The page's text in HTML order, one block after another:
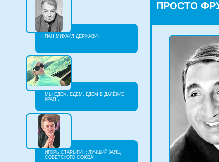
ПАН МИХАИЛ ДЕРЖАВИН
МЫ ЕДЕМ, ЕДЕМ, ЕДЕМ В ДАЛЁКИЕ
КРАЯ…
ИГОРЬ СТАРЫГИН: ЛУЧШИЙ ЗАЯЦ
СОВЕТСКОГО СОЮЗА!
ПРОСТО